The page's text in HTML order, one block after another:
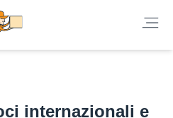
internazionali e